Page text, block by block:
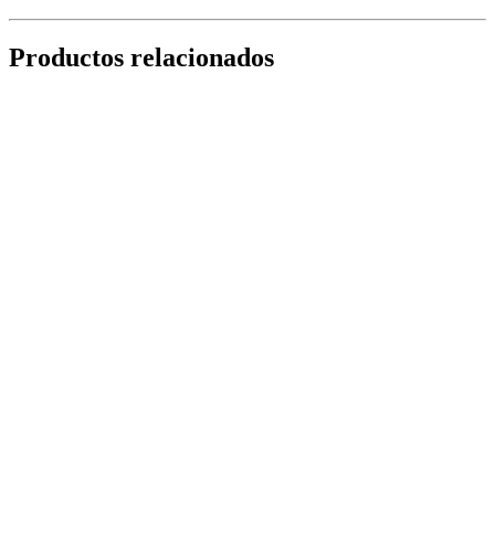
Productos relacionados